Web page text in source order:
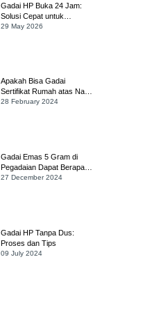
Gadai HP Buka 24 Jam:
Solusi Cepat untuk
Kebutuhan Darurat
29 May 2026
Apakah Bisa Gadai
Sertifikat Rumah atas Nama
Orang Tua yang Sudah
28 February 2024
Gadai Emas 5 Gram di
Pegadaian Dapat Berapa?
Simak Cara Hitungnya!
27 December 2024
Gadai HP Tanpa Dus:
Proses dan Tips
09 July 2024